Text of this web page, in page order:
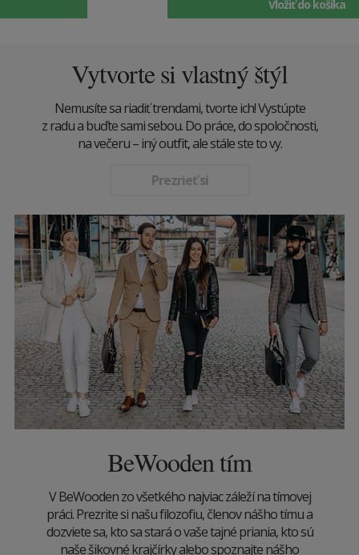
Vytvorte si vlastný štýl
Nemusíte sa riadiť trendami, tvorte ich! Vystúpte
z radu a buďte sami sebou. Do práce, do spoločnosti,
na večeru – iný outfit, ale stále ste to vy.
Prezrieť si
BeWooden tím
V BeWooden zo všetkého najviac záleží na tímovej
práci. Prezrite si našu filozofiu, členov nášho tímu a
dozviete sa, kto sa stará o vaše tajné priania, kto sú
naše šikovné krajčírky alebo spoznajte nášho